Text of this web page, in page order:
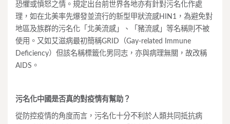
恐懼或憤怒之情。規定出台前世界各地亦有針對污名化作處
理，如在北美率先爆發並流行的新型甲狀流感HIN1，為避免對
地區及族群的污名化「北美流感」、「豬流感」等名稱則不被
使用。又如艾滋病最初簡稱GRID（Gay-related Immune
Deficiency）但該名稱標籤化男同志，亦與病理無關，故改稱
AIDS。
污名化中國是否真的對疫情有幫助？
從防控疫情的角度而言，污名化十分不利於人類共同抵抗病